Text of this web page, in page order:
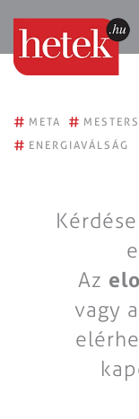
# META #
# ENERGIAVÁLSÁG
Az
vagy a